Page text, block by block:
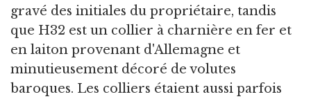
gravé des initiales du propriétaire, tandis
que H32 est un collier à charnière en fer et
en laiton provenant d'Allemagne et
minutieusement décoré de volutes
baroques. Les colliers étaient aussi parfois